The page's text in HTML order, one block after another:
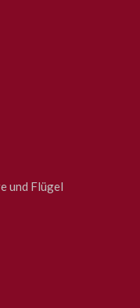
und Flügel